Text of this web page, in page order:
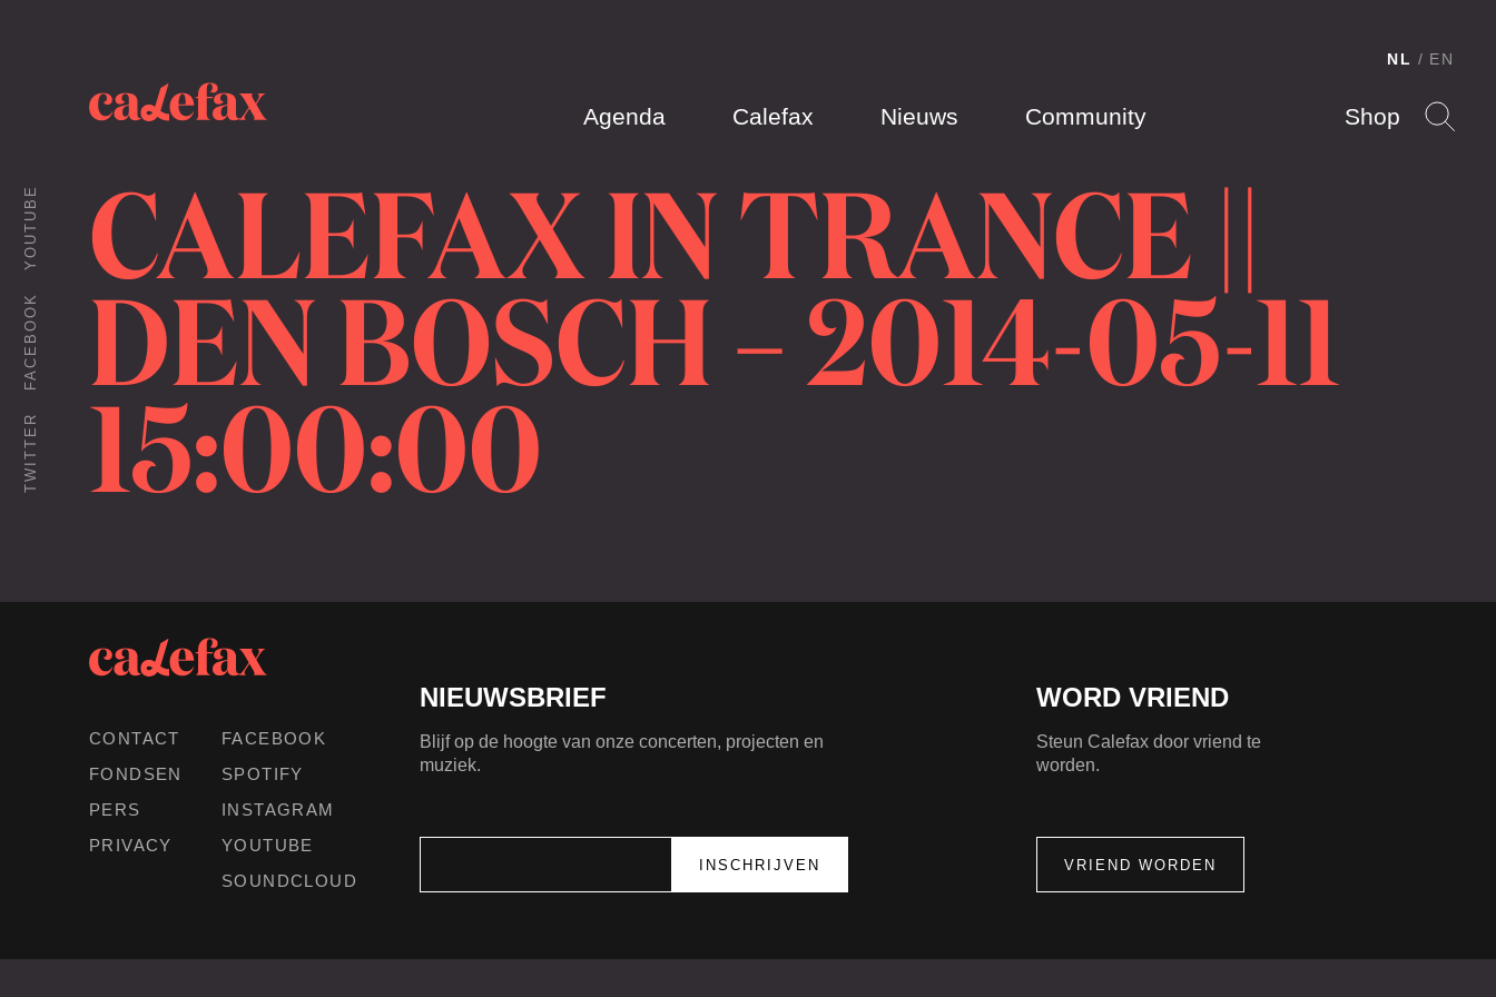
Agenda Calefax Nieuws Community Shop
NL EN
TWITTER
FACEBOOK
YOUTUBE CALEFAX IN TRANCE ||
DEN BOSCH – 2014-05-11
15:00:00
CONTACT
FONDSEN
PERS
PRIVACY
FACEBOOK
SPOTIFY
INSTAGRAM
YOUTUBE
SOUNDCLOUD
NIEUWSBRIEF
Blijf op de hoogte van onze concerten, projecten en
muziek.
WORD VRIEND
Steun Calefax door vriend te
worden.
VRIEND WORDEN